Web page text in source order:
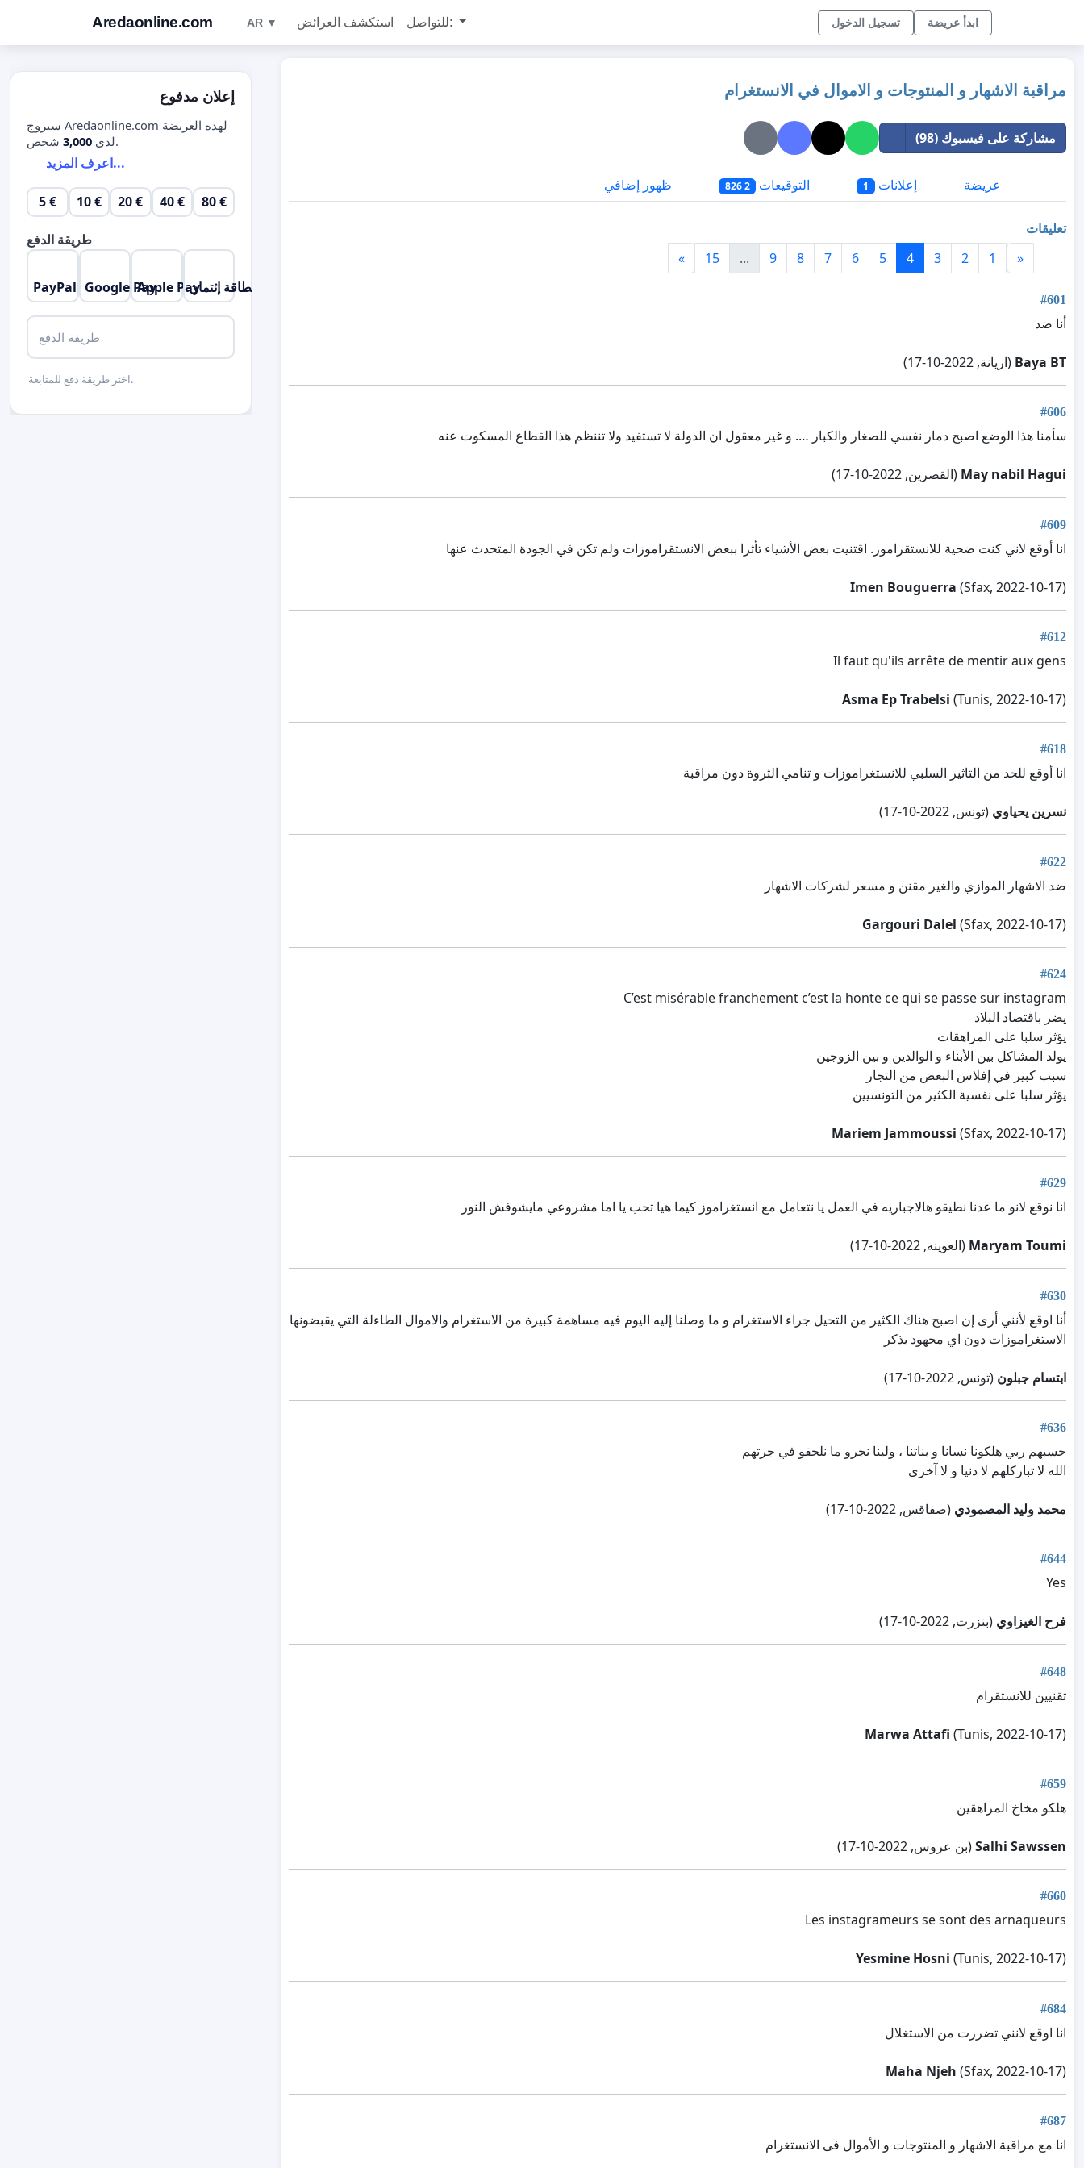
Aredaonline.com AR ▼ استكشف العرائض للتواصل: تسجيل الدخول ابدأ عريضة
مراقبة الاشهار و المنتوجات و الاموال في الانستغرام
مشاركة على فيسبوك (98)
عريضة إعلانات 1 التوقيعات 2 826 ظهور إضافي
تعليقات
«
1
2
3
4
5
6
7
8
9
...
15
»
#601
أنا ضد
Baya BT (اريانة, 2022-10-17)
#606
سأمنا هذا الوضع اصبح دمار نفسي للصغار والكبار …. و غير معقول ان الدولة لا تستفيد ولا تننظم هذا القطاع المسكوت عنه
May nabil Hagui (القصرين, 2022-10-17)
#609
انا أوقع لاني كنت ضحية للانستقراموز. اقتنيت بعض الأشياء تأثرا ببعض الانستقراموزات ولم تكن في الجودة المتحدث عنها
Imen Bouguerra (Sfax, 2022-10-17)
#612
Il faut qu'ils arrête de mentir aux gens
Asma Ep Trabelsi (Tunis, 2022-10-17)
#618
انا أوقع للحد من التاثير السلبي للانستغراموزات و تنامي الثروة دون مراقبة
نسرين يحياوي (تونس, 2022-10-17)
#622
ضد الاشهار الموازي والغير مقنن و مسعر لشركات الاشهار
Gargouri Dalel (Sfax, 2022-10-17)
#624
C’est misérable franchement c’est la honte ce qui se passe sur instagram
يضر باقتصاد البلاد
يؤثر سلبا على المراهقات
يولد المشاكل بين الأبناء و الوالدين و بين الزوجين
سبب كبير في إفلاس البعض من التجار
يؤثر سلبا على نفسية الكثير من التونسيين
Mariem Jammoussi (Sfax, 2022-10-17)
#629
انا نوقع لانو ما عدنا نطيقو هالاجباريه في العمل يا نتعامل مع انستغراموز كيما هيا تحب يا اما مشروعي مايشوفش النور
Maryam Toumi (العوينه, 2022-10-17)
#630
أنا اوقع لأنني أرى إن اصبح هناك الكثير من التحيل جراء الاستغرام و ما وصلنا إليه اليوم فيه مساهمة كبيرة من الاستغرام والاموال الطاءلة التي يقبضونها
الاستغراموزات دون اي مجهود يذكر
ابتسام جبلون (تونس, 2022-10-17)
#636
حسبهم ربي هلكونا نسانا و بناتنا ، ولينا نجرو ما نلحقو في جرتهم
الله لا تباركلهم لا دنيا و لا آخرى
محمد وليد المصمودي (صفاقس, 2022-10-17)
#644
Yes
فرح الغيزاوي (بنزرت, 2022-10-17)
#648
تقنيين للانستقرام
Marwa Attafi (Tunis, 2022-10-17)
#659
هلكو مخاخ المراهقين
Salhi Sawssen(بن عروس, 2022-10-17)
#660
Les instagrameurs se sont des arnaqueurs
Yesmine Hosni (Tunis, 2022-10-17)
#684
انا اوقع لانني تضررت من الاستغلال
Maha Njeh (Sfax, 2022-10-17)
#687
انا مع مراقبة الاشهار و المنتوجات و الأموال فى الانستغرام
إعلان مدفوع
سيروج Aredaonline.com لهذه العريضة
لدى 3,000 شخص.
اعرف المزيد...
5 € 10 € 20 € 40 € 80 €
طريقة الدفع
PayPal Google PayApple Payبطاقة إئتمان
طريقة الدفع
اختر طريقة دفع للمتابعة.